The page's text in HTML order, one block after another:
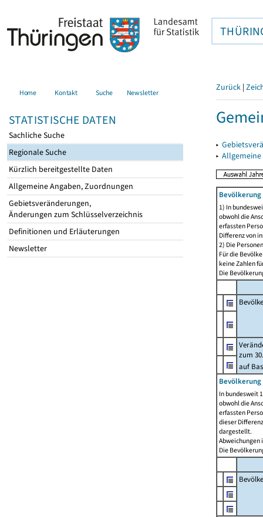
Home Kontakt Suche Newsletter
STATISTISCHE DATEN
Sachliche Suche
Regionale Suche
Kürzlich bereitgestellte Daten
Allgemeine Angaben, Zuordnungen
Gebietsveränderungen,
Änderungen zum Schlüsselverzeichnis
Definitionen und Erläuterungen
Newsletter
Zurück |
▸
▸
1) In
obwohl die
erfassten
Differenz von
2) Die
Für die
keine Zahlen
Die
zum
auf
Bevölkerung
In bundesweit
obwohl die
erfassten
dieser
dargestellt.
Abweichungen
Die